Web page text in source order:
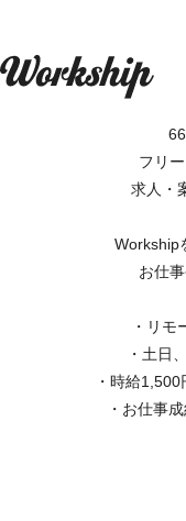
フリ
求人・
Workship
お仕
・リ
・土日
・時給
・お仕事